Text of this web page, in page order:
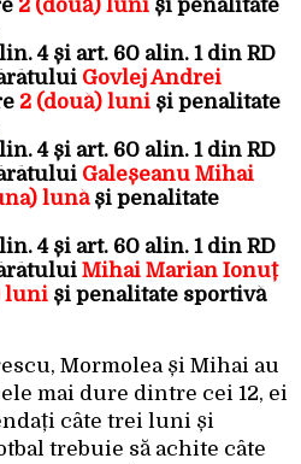
2 (două) luni și penalitate
4 și art. 60 alin. 1 din RD
Govlej Andrei
2 (două) luni și penalitate
4 și art. 60 alin. 1 din RD
Galeșeanu Mihai
lunăși penalitate
4 și art. 60 alin. 1 din RD
Mihai Marian Ionuț
luni și penalitate sportivă
Mormolea și Mihai au
mai dure dintre cei 12, ei
câte trei luni și
trebuie să achite câte